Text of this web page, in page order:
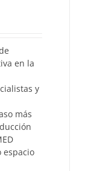
en la
y
más
espacio